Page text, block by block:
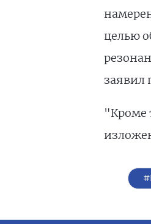
целью
заявил
"Кроме